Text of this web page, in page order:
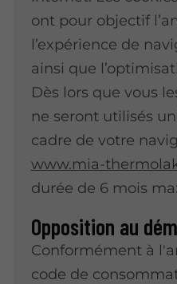
ont pour objectif
l’expérience de
ainsi que
Dès lors que vous
ne seront utilisés
cadre de votre
www.mia-
durée de 6 mois
Opposition au
Conformément à
code de